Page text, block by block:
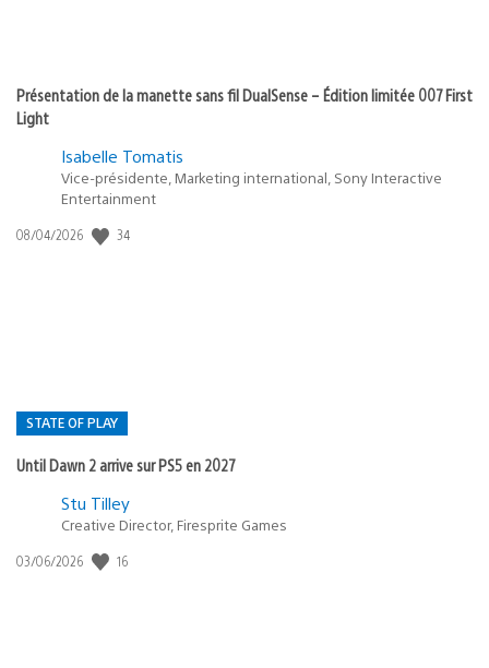
Présentation de la manette sans fil DualSense – Édition limitée 007 First
Light
Isabelle Tomatis
Vice-présidente, Marketing international, Sony Interactive
Entertainment
Date
08/04/2026 34
STATE OF PLAY
Until Dawn 2 arrive sur PS5 en 2027
Postée
:
Stu Tilley
Creative Director, Firesprite Games
Date
03/06/2026 16